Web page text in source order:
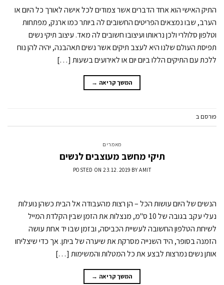
התיק האישי הוא אחד הדברים אשר צמודים לכל אישה לאורך כל היום או
הערב, שבו נמצאים הפריטים החשובים לה ביותר כמו ארנק, מפתחות
וטלפון סלולרי ולכן נראותו ועיצובו חשובים לה מאד. עיצוב תיקי נשים
תפיסת העולם שלנו היא לעצב תיקים אשר נשים תאהבנה, יהיה להן נוח
ללכת עם התיקים הללו ביום יום או לאירועים בשעות […]
המשך קריאה →
פורסם ב
מאמרים
תיקי מחשב מעוצבים לנשים
POSTED ON23.12.2019 BYAMIT
הנשים של היום עושות הכל – הן רצות מהעבודה אל הבית כשהן נועלות
נעלי עקב בגובה של 10 ס"מ, מנצלות את הזמן שבין הקלדת המייל
לשיחת הטלפון החשובה לעשיית הכביסה, ובזמן שבו יד אחת עושה
הזמנה בסופר, היד השנייה מסרקת את שיערה של ביתן. אך כדי שיצליחו
אותן נשים נמרצות לבצע את כל המטלות והמשימות […]
המשך קריאה →